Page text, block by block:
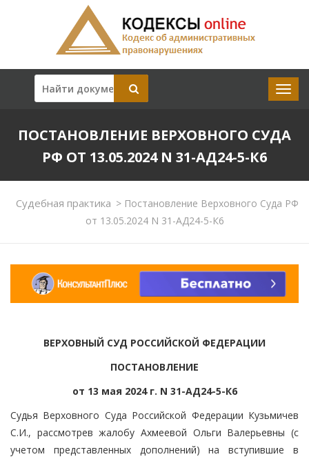
ПОСТАНОВЛЕНИЕ ВЕРХОВНОГО СУДА
РФ ОТ 13.05.2024 N 31-АД24-5-К6
Судебная практика >Постановление Верховного Суда РФ
от 13.05.2024 N 31-АД24-5-К6
ВЕРХОВНЫЙ СУД РОССИЙСКОЙ ФЕДЕРАЦИИ
ПОСТАНОВЛЕНИЕ
от 13 мая 2024 г. N 31-АД24-5-К6
Судья Верховного Суда Российской Федерации Кузьмичев
С.И., рассмотрев жалобу Ахмеевой Ольги Валерьевны (с
учетом представленных дополнений) на вступившие в